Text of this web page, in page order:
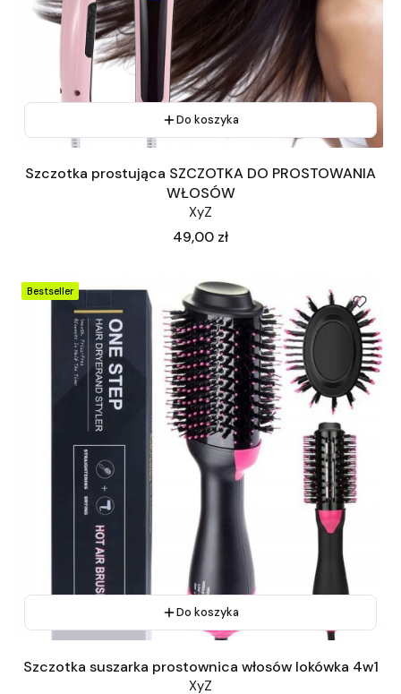
Do koszyka
Szczotka prostująca SZCZOTKA DO PROSTOWANIA
WŁOSÓW
XyZ
Cena
49,00 zł
Bestseller
Do koszyka
Szczotka suszarka prostownica włosów lokówka 4w1
XyZ